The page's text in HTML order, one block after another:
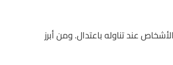
عند تناوله باعتدال. ومن أبرز